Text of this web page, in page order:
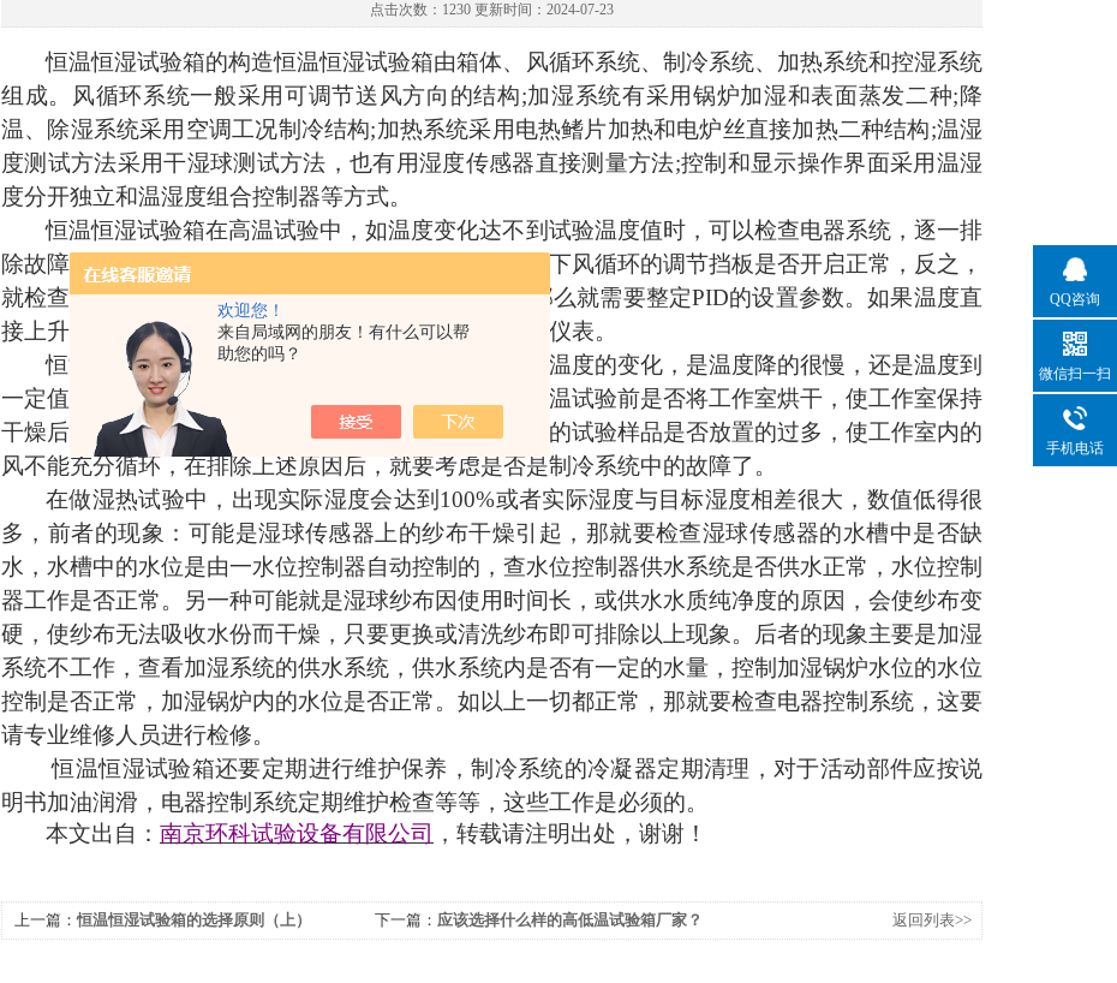
欢迎您！
来自局域网的朋友！有什么可以帮
助您的吗？
点击次数：1230 更新时间：2024-07-23
恒温恒湿试验箱的构造恒温恒湿试验箱由箱体、风循环系统、制冷系统、加热系统和控湿系统
组成。风循环系统一般采用可调节送风方向的结构;加湿系统有采用锅炉加湿和表面蒸发二种;降
温、除湿系统采用空调工况制冷结构;加热系统采用电热鳍片加热和电炉丝直接加热二种结构;温湿
度测试方法采用干湿球测试方法，也有用湿度传感器直接测量方法;控制和显示操作界面采用温湿
度分开独立和温湿度组合控制器等方式。
恒温恒湿试验箱在高温试验中，如温度变化达不到试验温度值时，可以检查电器系统，逐一排
除故障。如温度升得很慢，就要查看风循环系统，看一下风循环的调节挡板是否开启正常，反之，
就检查风循环的电机运转是否正常。如温度过冲厉害那么就需要整定PID的设置参数。如果温度直
接上升，过温保护，那么，控制器出故障，须更换控制仪表。
恒温恒湿试验箱低温达不到试验的指标，就要观察温度的变化，是温度降的很慢，还是温度到
一定值后温度有回升的趋势，前者就要检查一下，做低温试验前是否将工作室烘干，使工作室保持
干燥后再将试验样品放入工作室内再做试验，工作室内的试验样品是否放置的过多，使工作室内的
风不能充分循环，在排除上述原因后，就要考虑是否是制冷系统中的故障了。
在做湿热试验中，出现实际湿度会达到 100%或者实际湿度与目标湿度相差很大，数值低得很
多，前者的现象：可能是湿球传感器上的纱布干燥引起，那就要检查湿球传感器的水槽中是否缺
水，水槽中的水位是由一水位控制器自动控制的，查水位控制器供水系统是否供水正常，水位控制
器工作是否正常。另一种可能就是湿球纱布因使用时间长，或供水水质纯净度的原因，会使纱布变
硬，使纱布无法吸收水份而干燥，只要更换或清洗纱布即可排除以上现象。后者的现象主要是加湿
系统不工作，查看加湿系统的供水系统，供水系统内是否有一定的水量，控制加湿锅炉水位的水位
控制是否正常，加湿锅炉内的水位是否正常。如以上一切都正常，那就要检查电器控制系统，这要
请专业维修人员进行检修。
恒温恒湿试验箱还要定期进行维护保养，制冷系统的冷凝器定期清理，对于活动部件应按说
明书加油润滑，电器控制系统定期维护检查等等，这些工作是必须的。
本文出自： 南京环科试验设备有限公司 ，转载请注明出处，谢谢 ！
上一篇：恒温恒湿试验箱的选择原则（上） 下一篇： 应该选择什么样的高低温试验箱厂家？ 返回列表>>
QQ咨询
微信扫一扫
手机电话